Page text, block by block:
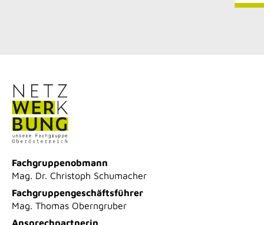
Fachgruppenobmann
Mag. Dr. Christoph Schumacher
Fachgruppengeschäftsführer
Mag. Thomas Oberngruber
Ansprechpartnerin